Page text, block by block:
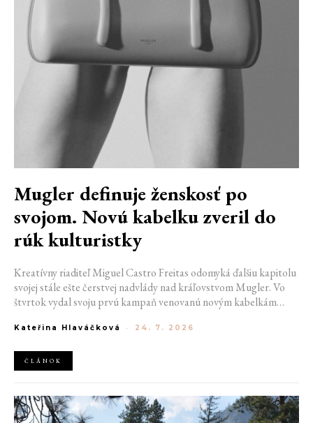
Mugler definuje ženskosť po
svojom. Novú kabelku zveril do
rúk kulturistky
Kreatívny riaditeľ Miguel Castro Freitas odomyká ďalšiu kapitolu
svojej stále ešte čerstvej nadvlády nad kráľovstvom Mugler. Vo
štvrtok vydal svoju prvú kampaň venovanú novým kabelkám
návrhár do módneho domu prišiel. Umne kombinuje výrazy
podobu ženskosti.
Kateřina Hlaváčková - 24. 7. 2026
ČLÁNOK